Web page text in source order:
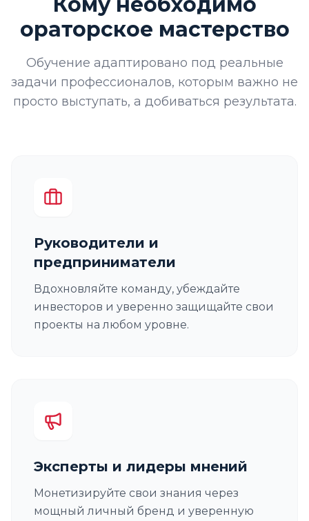
ораторское мастерство
Обучение адаптировано под реальные
задачи профессионалов, которым важно не
просто выступать, а добиваться результата.
Руководители и
предприниматели
Вдохновляйте команду, убеждайте
инвесторов и уверенно защищайте свои
проекты на любом уровне.
Эксперты и лидеры мнений
Монетизируйте свои знания через
мощный личный бренд и уверенную